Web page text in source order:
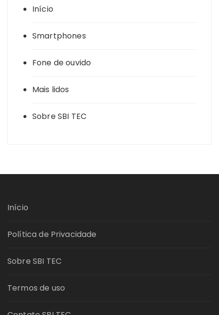
Início
Smartphones
Fone de ouvido
Mais lidos
Sobre SBI TEC
Início
Política de Privacidade
Sobre SBI TEC
Termos de uso